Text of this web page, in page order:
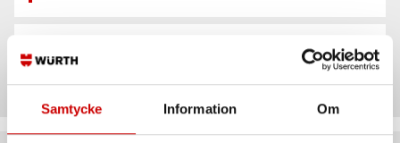
Samtycke Information Om
Teknisk data